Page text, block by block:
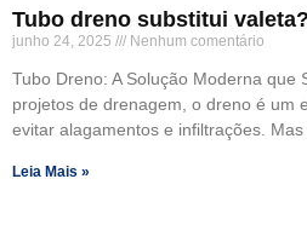
Tubo dreno substitui
junho 24, 2025 Nenhum comentário
Tubo Dreno: A Solução Moderna que
projetos de drenagem, o dreno é um
evitar alagamentos e infiltrações.
Leia Mais »